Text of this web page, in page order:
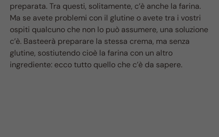
preparata. Tra questi, solitamente, c’è anche la farina.
Ma se avete problemi con il glutine o avete tra i vostri
ospiti qualcuno che non lo può assumere, una soluzione
c’è. Basteerà preparare la stessa crema, ma senza
glutine, sostiutendo cioè la farina con un altro
ingrediente: ecco tutto quello che c’è da sapere.